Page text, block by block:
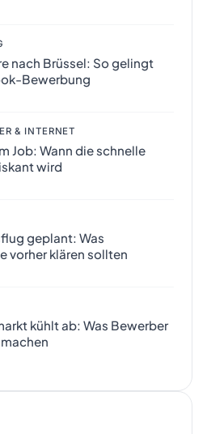
nach Brüssel: So gelingt
Bewerbung
& INTERNET
Job: Wann die schnelle
wird
geplant: Was
vorher klären sollten
kühlt ab: Was Bewerber